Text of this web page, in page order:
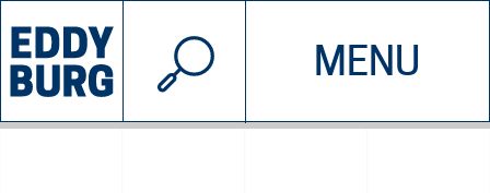
MENU
INIZIATIVE CHI SIAMO
© 2026 EDDYBURG